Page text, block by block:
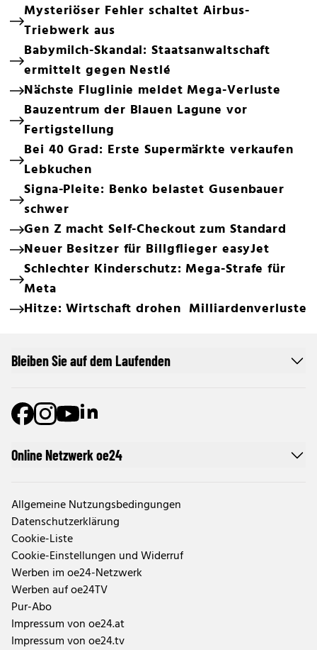
Mysteriöser Fehler schaltet Airbus-
Triebwerk aus
Babymilch-Skandal: Staatsanwaltschaft
ermittelt gegen Nestlé
Nächste Fluglinie meldet Mega-Verluste
Bauzentrum der Blauen Lagune vor
Fertigstellung
Bei 40 Grad: Erste Supermärkte verkaufen
Lebkuchen
Signa-Pleite: Benko belastet Gusenbauer
schwer
Gen Z macht Self-Checkout zum Standard
Neuer Besitzer für Billgflieger easyJet
Schlechter Kinderschutz: Mega-Strafe für
Meta
Hitze: Wirtschaft drohen Milliardenverluste
Online Netzwerk oe24
Allgemeine Nutzungsbedingungen
Datenschutzerklärung
Cookie-Liste
Cookie-Einstellungen und Widerruf
Werben im oe24-Netzwerk
Werben auf oe24TV
Pur-Abo
Impressum von oe24.at
Impressum von oe24.tv
Bleiben Sie auf dem Laufenden